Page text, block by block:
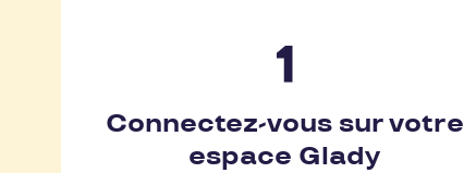
Connectez-vous sur votre
espace Glady